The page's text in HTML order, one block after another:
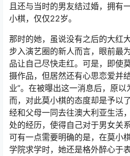
且还与当时的男友结过婚，拥有
小棋，仅仅22岁。
那时的她，虽说没有之后的大红
步入演艺圈的新人而言，眼前最
品让自己尽快走红。可是，即使
摄作品，但居然还有心思恋爱并
业”。在被曝出这一消息后，原
而，对此莫小棋的态度却是予以
经和父母一同去往澳大利亚生活
处的经历，使得自己对于男女关
可有一点需要明确的是，在莫小
学院求学时，她还是格外醉心于